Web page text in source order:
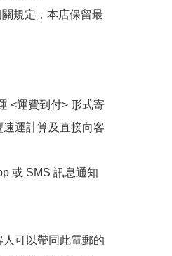
規定，本店保留最
<運費到付> 形式寄
運計算及直接向客
或 SMS 訊息通知
可以帶同此電郵的